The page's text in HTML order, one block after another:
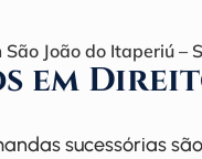
João do Itaperiú –
em
sucessórias